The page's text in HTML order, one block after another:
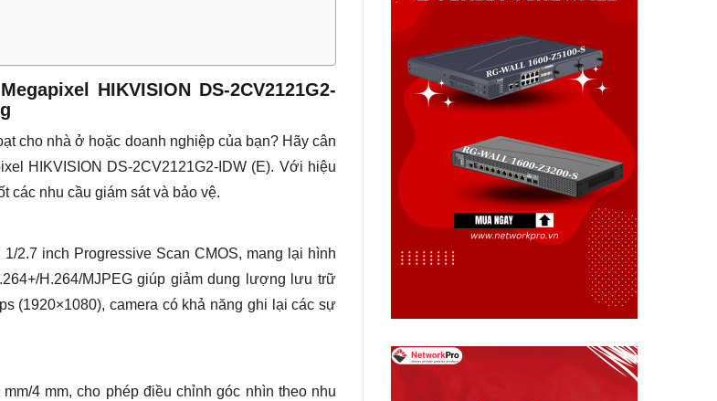
HIKVISION DS-2CV2121G2-
cho nhà ở hoặc doanh nghiệp của bạn? Hãy cân
HIKVISION DS-2CV2121G2-IDW (E). Với hiệu
các nhu cầu giám sát và bảo vệ.
2.7 inch Progressive Scan CMOS, mang lại hình
H.264/MJPEG giúp giảm dung lượng lưu trữ
(1920×1080), camera có khả năng ghi lại các sự
4 mm, cho phép điều chỉnh góc nhìn theo nhu